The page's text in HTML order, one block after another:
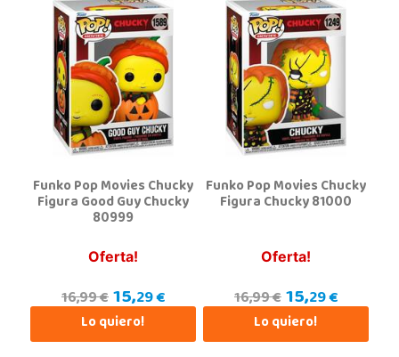
Juguetilandia Jerez de la Frontera
Avenida de Europa, 13
11405, Jerez de la Frontera
956 317 910
Localizar Tienda
POCAS UNIDADES
Juguetilandia Leganés
28918, Leganés
Localizar Tienda
Funko Pop Movies Chucky
Figura Good Guy Chucky
80999
Oferta!
16,99 €15,29 €
Lo quiero!
Funko Pop Movies Chucky
Figura Chucky 81000
Oferta!
16,99 €15,29 €
Lo quiero!